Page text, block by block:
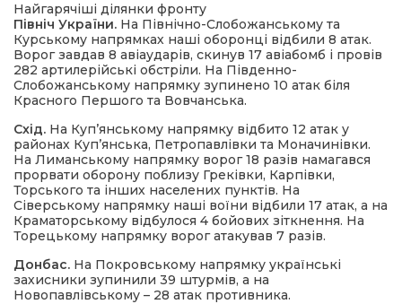
Найгарячіші ділянки фронту
Північ України. На Північно-Слобожанському та
Курському напрямках наші оборонці відбили 8 атак.
Ворог завдав 8 авіаударів, скинув 17 авіабомб і провів
282 артилерійські обстріли. На Південно-
Слобожанському напрямку зупинено 10 атак біля
Красного Першого та Вовчанська.
Схід. На Куп’янському напрямку відбито 12 атак у
районах Куп’янська, Петропавлівки та Моначинівки.
На Лиманському напрямку ворог 18 разів намагався
прорвати оборону поблизу Греківки, Карпівки,
Торського та інших населених пунктів. На
Сіверському напрямку наші воїни відбили 17 атак, а на
Краматорському відбулося 4 бойових зіткнення. На
Торецькому напрямку ворог атакував 7 разів.
Донбас. На Покровському напрямку українські
захисники зупинили 39 штурмів, а на
Новопавлівському – 28 атак противника.